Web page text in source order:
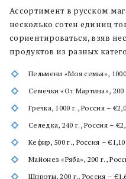
Ассортимент в русском
несколько сотен единиц
сориентироваться, взяв
продуктов из разных
Пельмени «Моя семья»,
Семечки «От Мартина», 200
Гречка, 1000 г., Россия –
Селедка, 240 г., Россия –
Кефир, 500 г., Россия –
Майонез «Ряба», 200 г.,
Шпроты, 200 г., Россия –